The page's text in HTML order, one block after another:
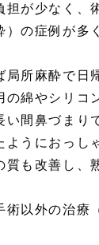
が少なく、
）の症例が
所麻酔で日
の綿やシリコ
い間鼻づまり
うにおっし
も改善し、
術以外の治療